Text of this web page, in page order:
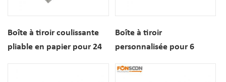
Boîte à tiroir coulissante
pliable en papier pour 24
Boîte à tiroir
personnalisée pour 6
avec logo doré luxueux